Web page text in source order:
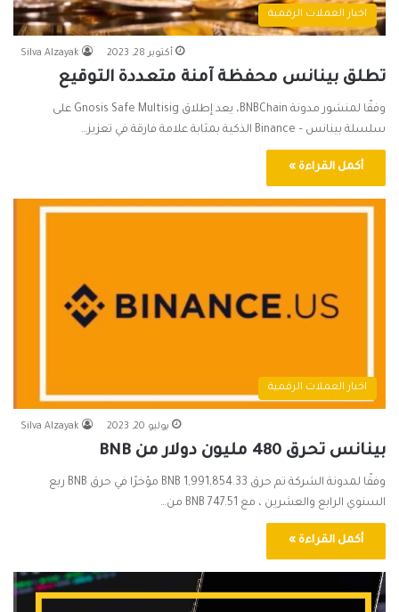
اخبار العملات الرقمية
Silva Alzayak أكتوبر 28, 2023
تطلق بينانس محفظة آمنة متعددة التوقيع
وفقًا لمنشور مدونة BNBChain، يعد إطلاق Gnosis Safe Multisig على
سلسلة بينانس – Binance الذكية بمثابة علامة فارقة في تعزيز…
أكمل القراءة »
اخبار العملات الرقمية
Silva Alzayak يوليو 20, 2023
بينانس تحرق 480 مليون دولار من BNB
وفقًا لمدونة الشركة تم حرق 1,991,854.33 BNB مؤخرًا في حرق BNB ربع
السنوي الرابع والعشرين ، مع 747.51 BNB من…
أكمل القراءة »